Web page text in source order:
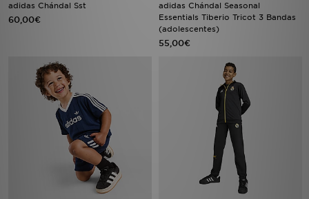
adidas Chándal Sst
60,00€
adidas Chándal Seasonal
Essentials Tiberio Tricot 3 Bandas
(adolescentes)
55,00€